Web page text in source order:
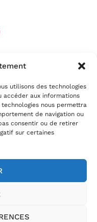
utilisons des technologies
aux informations
nous permettra
de navigation ou
consentir ou de retirer
sur certaines
de 13h30 à 18h et le
76400 Fécamp